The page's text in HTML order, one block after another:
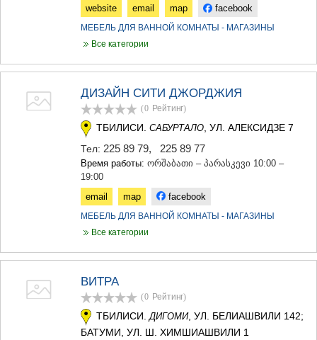
website email map facebook
МЕБЕЛЬ ДЛЯ ВАННОЙ КОМНАТЫ - МАГАЗИНЫ
Все категории
ДИЗАЙН СИТИ ДЖОРДЖИЯ
(0 Рейтинг)
ТБИЛИСИ. САБУРТАЛО , УЛ. АЛЕКСИДЗЕ 7
Тел: 225 89 79, 225 89 77
Время работы: ორშაბათი – პარასკევი 10:00 –
19:00
email
map facebook
МЕБЕЛЬ ДЛЯ ВАННОЙ КОМНАТЫ - МАГАЗИНЫ
Все категории
ВИТРА
(0 Рейтинг)
ТБИЛИСИ. ДИГОМИ, УЛ. БЕЛИАШВИЛИ 142;
БАТУМИ, УЛ. Ш. ХИМШИАШВИЛИ 1